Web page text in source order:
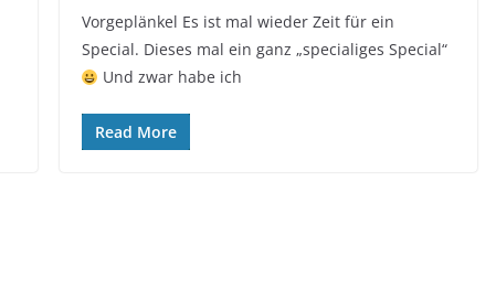
Vorgeplänkel Es ist mal wieder Zeit für ein
Special. Dieses mal ein ganz „specialiges Special“
Und zwar habe ich
Read More